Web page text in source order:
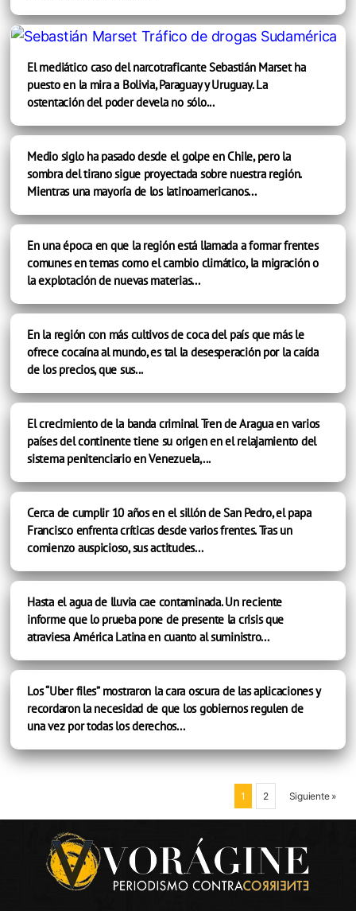
El mediático caso del narcotraficante Sebastián Marset ha
puesto en la mira a Bolivia, Paraguay y Uruguay. La
ostentación del poder devela no sólo...
Medio siglo ha pasado desde el golpe en Chile, pero la
sombra del tirano sigue proyectada sobre nuestra región.
Mientras una mayoría de los latinoamericanos...
En una época en que la región está llamada a formar frentes
comunes en temas como el cambio climático, la migración o
la explotación de nuevas materias...
En la región con más cultivos de coca del país que más le
ofrece cocaína al mundo, es tal la desesperación por la caída
de los precios, que sus...
El crecimiento de la banda criminal Tren de Aragua en varios
países del continente tiene su origen en el relajamiento del
sistema penitenciario en Venezuela,...
Cerca de cumplir 10 años en el sillón de San Pedro, el papa
Francisco enfrenta críticas desde varios frentes. Tras un
comienzo auspicioso, sus actitudes...
Hasta el agua de lluvia cae contaminada. Un reciente
informe que lo prueba pone de presente la crisis que
atraviesa América Latina en cuanto al suministro...
Los “Uber files” mostraron la cara oscura de las aplicaciones y
recordaron la necesidad de que los gobiernos regulen de
una vez por todas los derechos...
1 2 Siguiente »